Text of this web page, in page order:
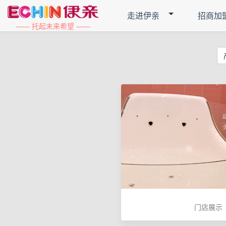
—— 托起未来希望 ——
走进伊亲 招商加
门店展示